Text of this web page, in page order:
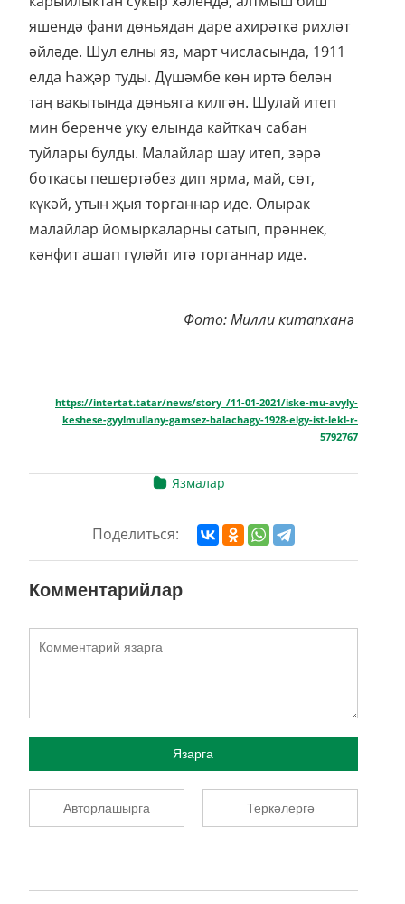
яшендә фани дөньядан даре ахирәткә рихләт
әйләде. Шул елны яз, март числасында, 1911
елда Һаҗәр туды. Дүшәмбе көн иртә белән
таң вакытында дөньяга килгән. Шулай итеп
мин беренче уку елында кайткач сабан
туйлары булды. Малайлар шау итеп, зәрә
боткасы пешертәбез дип ярма, май, сөт,
күкәй, утын җыя торганнар иде. Олырак
малайлар йомыркаларны сатып, прәннек,
кәнфит ашап гүләйт итә торганнар иде.
Фото: Милли китапханә
https://intertat.tatar/news/story_/11-01-2021/iske-mu-avyly-
keshese-gyylmullany-gamsez-balachagy-1928-elgy-ist-lekl-r-
5792767
Язмалар
Поделиться:
Комментарийлар
Язарга
Авторлашырга Теркәлергә